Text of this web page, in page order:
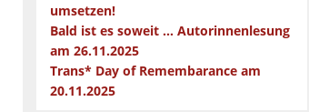
umsetzen!
Bald ist es soweit … Autorinnenlesung
am 26.11.2025
Trans* Day of Remembarance am
20.11.2025